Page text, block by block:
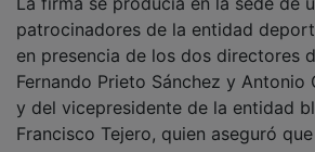
patrocinadores de la entidad
en presencia de los dos directores
Fernando Prieto Sánchez y Antonio
y del vicepresidente de la entidad
Francisco Tejero, quien aseguró que
reforzar al equipo en una